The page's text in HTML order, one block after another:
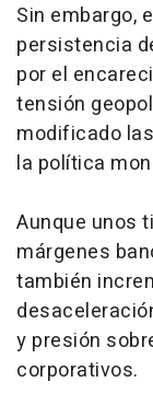
Sin embargo,
persistencia
por el
tensión
modificado
la política
Aunque unos
márgenes
también
y presión
corporativos.